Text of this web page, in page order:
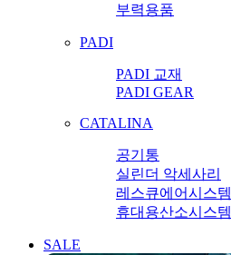
부력용품
PADI
PADI 교재
PADI GEAR
CATALINA
공기통
실린더 악세사리
레스큐에어시스템
휴대용산소시스템
SALE